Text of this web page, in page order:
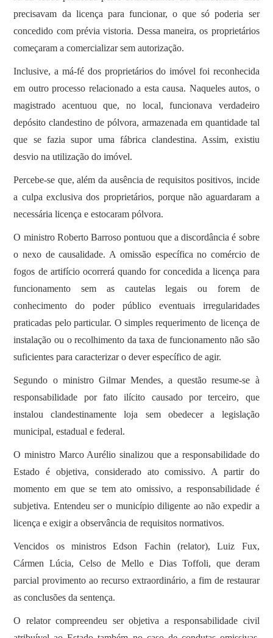
precisavam da licença para funcionar, o que só poderia ser
concedido com prévia vistoria. Dessa maneira, os proprietários
começaram a comercializar sem autorização.
Inclusive, a má-fé dos proprietários do imóvel foi reconhecida
em outro processo relacionado a esta causa. Naqueles autos, o
magistrado acentuou que, no local, funcionava verdadeiro
depósito clandestino de pólvora, armazenada em quantidade tal
que se fazia supor uma fábrica clandestina. Assim, existiu
desvio na utilização do imóvel.
Percebe-se que, além da ausência de requisitos positivos, incide
a culpa exclusiva dos proprietários, porque não aguardaram a
necessária licença e estocaram pólvora.
O ministro Roberto Barroso pontuou que a discordância é sobre
o nexo de causalidade. A omissão específica no comércio de
fogos de artifício ocorrerá quando for concedida a licença para
funcionamento sem as cautelas legais ou forem de
conhecimento do poder público eventuais irregularidades
praticadas pelo particular. O simples requerimento de licença de
instalação ou o recolhimento da taxa de funcionamento não são
suficientes para caracterizar o dever específico de agir.
Segundo o ministro Gilmar Mendes, a questão resume-se à
responsabilidade por fato ilícito causado por terceiro, que
instalou clandestinamente loja sem obedecer a legislação
municipal, estadual e federal.
O ministro Marco Aurélio sinalizou que a responsabilidade do
Estado é objetiva, considerado ato comissivo. A partir do
momento em que se tem ato omissivo, a responsabilidade é
subjetiva. Entendeu ser o município diligente ao não expedir a
licença e exigir a observância de requisitos normativos.
Vencidos os ministros Edson Fachin (relator), Luiz Fux,
Cármen Lúcia, Celso de Mello e Dias Toffoli, que deram
parcial provimento ao recurso extraordinário, a fim de restaurar
as conclusões da sentença.
O relator compreendeu ser objetiva a responsabilidade civil